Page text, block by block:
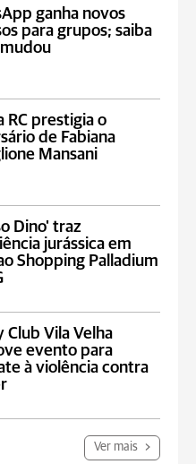
ganha novos
para grupos; saiba
RC prestigia o
de Fabiana
Mansani
Dino' traz
jurássica em
Shopping Palladium
Club Vila Velha
evento para
à violência contra
Ver mais